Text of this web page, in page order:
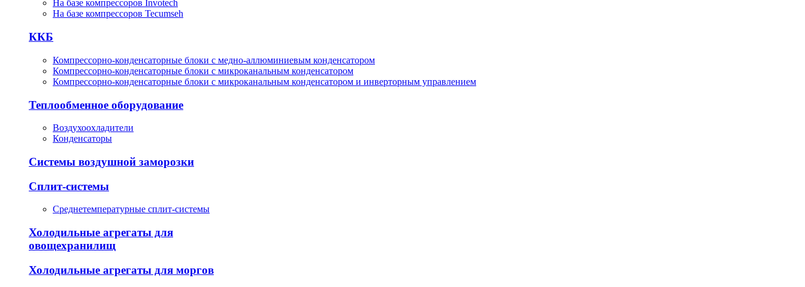
На базе компрессоров Invotech
На базе компрессоров Tecumseh
ККБ
Компрессорно-конденсаторные блоки с медно-аллюминиевым конденсатором
Компрессорно-конденсаторные блоки с микроканальным конденсатором
Компрессорно-конденсаторные блоки с микроканальным конденсатором и инверторным управлением
Теплообменное оборудование
Воздухоохладители
Конденсаторы
Системы воздушной заморозки
Сплит-системы
Среднетемпературные сплит-системы
Холодильные агрегаты для
овощехранилищ
Холодильные агрегаты для моргов